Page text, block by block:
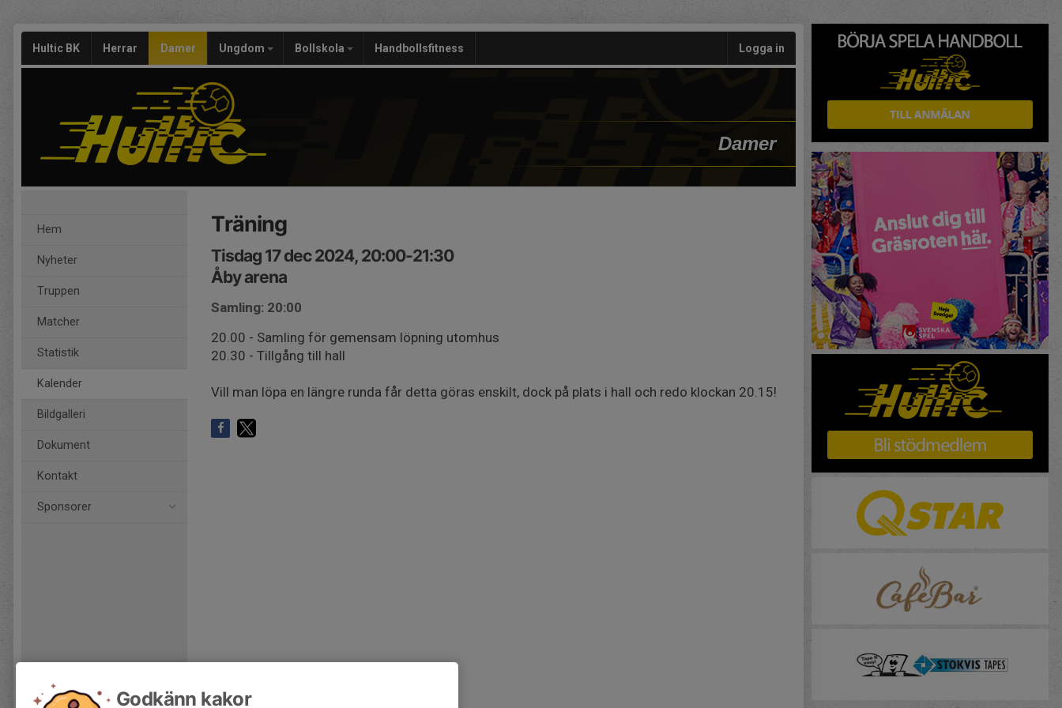
Hultic BK Herrar Damer Ungdom Bollskola Handbollsfitness Logga in
Damer
Hem
Nyheter
Truppen
Matcher
Statistik
Kalender
Bildgalleri
Dokument
Kontakt
Sponsorer
Träning
Tisdag 17 dec 2024, 20:00-21:30
Åby arena
Samling: 20:00
20.00 - Samling för gemensam löpning utomhus
20.30 - Tillgång till hall
Vill man löpa en längre runda får detta göras enskilt, dock på plats i hall och redo klockan 20.15!
Godkänn kakor